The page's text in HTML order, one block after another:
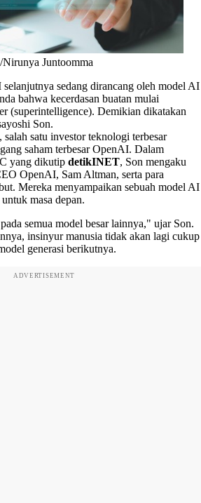
Juntoomma
sedang dirancang oleh model AI
bahwa kecerdasan buatan mulai
(superintelligence). Demikian dikatakan
Son.
satu investor teknologi terbesar
saham terbesar OpenAI. Dalam
yang dikutip detikINET, Son mengaku
OpenAI, Sam Altman, serta para
Mereka menyampaikan sebuah model AI
masa depan.
semua model besar lainnya," ujar Son.
insinyur manusia tidak akan lagi cukup
generasi berikutnya.
ADVERTISEMENT